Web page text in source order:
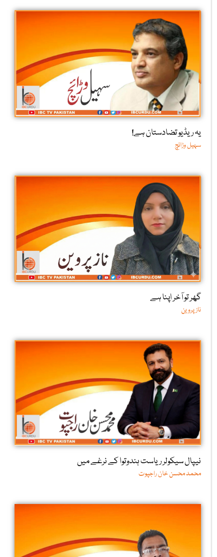
یہ ریڈیو تضادستان ہے!
سہیل وڑائچ
گھر تو آخر اپنا ہے
ناز پروین
نیپال سیکولر ریاست ہندوتوا کے نرغے میں
محمد محسن خان راجپوت